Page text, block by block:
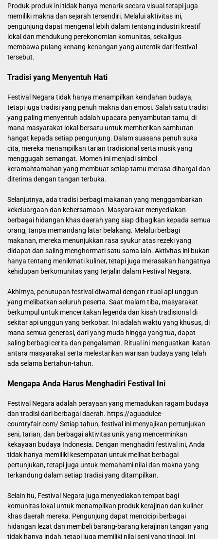
Produk-produk ini tidak hanya menarik secara visual tetapi juga
memiliki makna dan sejarah tersendiri. Melalui aktivitas ini,
pengunjung dapat mengenal lebih dalam tentang industri kreatif
lokal dan mendukung perekonomian komunitas, sekaligus
membawa pulang kenang-kenangan yang autentik dari festival
tersebut.
Tradisi yang Menyentuh Hati
Festival Negara tidak hanya menampilkan keindahan budaya,
tetapi juga tradisi yang penuh makna dan emosi. Salah satu tradisi
yang paling menyentuh adalah upacara penyambutan tamu, di
mana masyarakat lokal bersatu untuk memberikan sambutan
hangat kepada setiap pengunjung. Dalam suasana penuh suka
cita, mereka menampilkan tarian tradisional serta musik yang
menggugah semangat. Momen ini menjadi simbol
keramahtamahan yang membuat setiap tamu merasa dihargai dan
diterima dengan tangan terbuka.
Selanjutnya, ada tradisi berbagi makanan yang menggambarkan
kekeluargaan dan kebersamaan. Masyarakat menyediakan
berbagai hidangan khas daerah yang siap dibagikan kepada semua
orang, tanpa memandang latar belakang. Melalui berbagi
makanan, mereka menunjukkan rasa syukur atas rezeki yang
didapat dan saling menghormati satu sama lain. Aktivitas ini bukan
hanya tentang menikmati kuliner, tetapi juga merasakan hangatnya
kehidupan berkomunitas yang terjalin dalam Festival Negara.
Akhirnya, penutupan festival diwarnai dengan ritual api unggun
yang melibatkan seluruh peserta. Saat malam tiba, masyarakat
berkumpul untuk menceritakan legenda dan kisah tradisional di
sekitar api unggun yang berkobar. Ini adalah waktu yang khusus, di
mana semua generasi, dari yang muda hingga yang tua, dapat
saling berbagi cerita dan pengalaman. Ritual ini menguatkan ikatan
antara masyarakat serta melestarikan warisan budaya yang telah
ada selama bertahun-tahun.
Mengapa Anda Harus Menghadiri Festival Ini
Festival Negara adalah perayaan yang memadukan ragam budaya
dan tradisi dari berbagai daerah. https://aguadulce-
countryfair.com/Setiap tahun, festival ini menyajikan pertunjukan
seni, tarian, dan berbagai aktivitas unik yang mencerminkan
kekayaan budaya Indonesia. Dengan menghadiri festival ini, Anda
tidak hanya memiliki kesempatan untuk melihat berbagai
pertunjukan, tetapi juga untuk memahami nilai dan makna yang
terkandung dalam setiap tradisi yang ditampilkan.
Selain itu, Festival Negara juga menyediakan tempat bagi
komunitas lokal untuk menampilkan produk kerajinan dan kuliner
khas daerah mereka. Pengunjung dapat mencicipi berbagai
hidangan lezat dan membeli barang-barang kerajinan tangan yang
tidak hanya indah, tetapi juga memiliki nilai seni yang tinggi. Ini